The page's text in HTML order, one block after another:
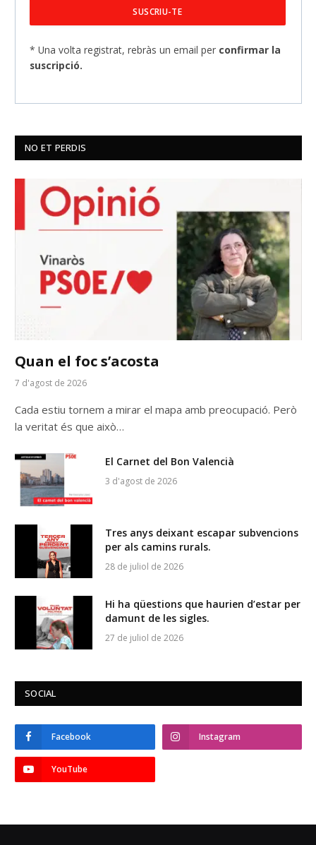
* Una volta registrat, rebràs un email per confirmar la
suscripció.
NO ET PERDIS
Quan el foc s’acosta
7 d'agost de 2026
Cada estiu tornem a mirar el mapa amb preocupació. Però
la veritat és que això…
El Carnet del Bon Valencià
3 d'agost de 2026
Tres anys deixant escapar subvencions
per als camins rurals.
28 de juliol de 2026
Hi ha qüestions que haurien d’estar per
damunt de les sigles.
27 de juliol de 2026
SOCIAL
Facebook Instagram
YouTube